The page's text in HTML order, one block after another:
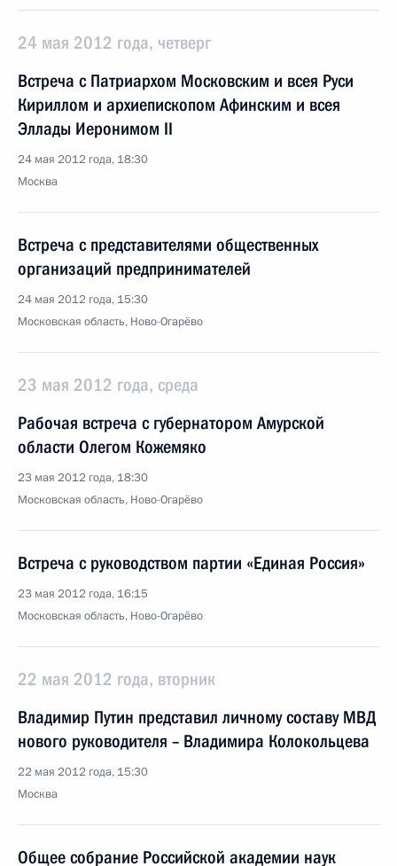
24 мая 2012 года, четверг
Встреча с Патриархом Московским и всея Руси
Кириллом и архиепископом Афинским и всея
Эллады Иеронимом II
24 мая 2012 года, 18:30
Москва
Встреча с представителями общественных
организаций предпринимателей
24 мая 2012 года, 15:30
Московская область, Ново-Огарёво
23 мая 2012 года, среда
Рабочая встреча с губернатором Амурской
области Олегом Кожемяко
23 мая 2012 года, 18:30
Московская область, Ново-Огарёво
Встреча с руководством партии «Единая Россия»
23 мая 2012 года, 16:15
Московская область, Ново-Огарёво
22 мая 2012 года, вторник
Владимир Путин представил личному составу МВД
нового руководителя – Владимира Колокольцева
22 мая 2012 года, 15:30
Москва
Общее собрание Российской академии наук